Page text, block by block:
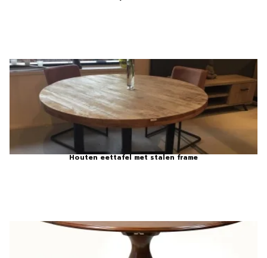
Houten eettafel met stalen frame